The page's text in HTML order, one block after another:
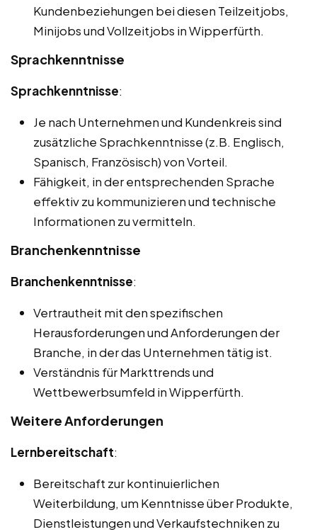
Kundenbeziehungen bei diesen Teilzeitjobs,
Minijobs und Vollzeitjobs in Wipperfürth.
Sprachkenntnisse
Sprachkenntnisse:
Je nach Unternehmen und Kundenkreis sind
zusätzliche Sprachkenntnisse (z.B. Englisch,
Spanisch, Französisch) von Vorteil.
Fähigkeit, in der entsprechenden Sprache
effektiv zu kommunizieren und technische
Informationen zu vermitteln.
Branchenkenntnisse
Branchenkenntnisse:
Vertrautheit mit den spezifischen
Herausforderungen und Anforderungen der
Branche, in der das Unternehmen tätig ist.
Verständnis für Markttrends und
Wettbewerbsumfeld in Wipperfürth.
Weitere Anforderungen
Lernbereitschaft:
Bereitschaft zur kontinuierlichen
Weiterbildung, um Kenntnisse über Produkte,
Dienstleistungen und Verkaufstechniken zu